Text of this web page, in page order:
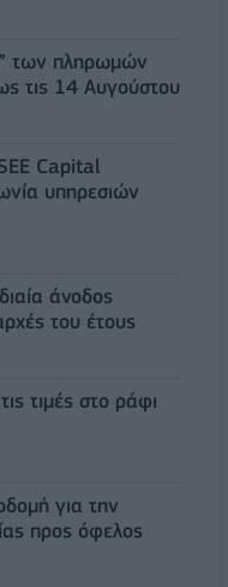
των πληρωμών
τις 14 Αυγούστου
Capital
υπηρεσιών
άνοδος
του έτους
τιμές στο ράφι
για την
προς όφελος